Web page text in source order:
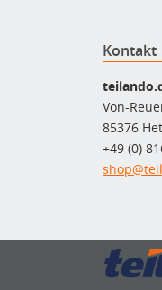
Kontakt
Von-
85376
+49 (0)